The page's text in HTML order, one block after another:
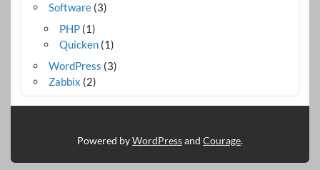
Software(3)
PHP(1)
Quicken(1)
WordPress (3)
Zabbix (2)
Powered byWordPressand Courage.